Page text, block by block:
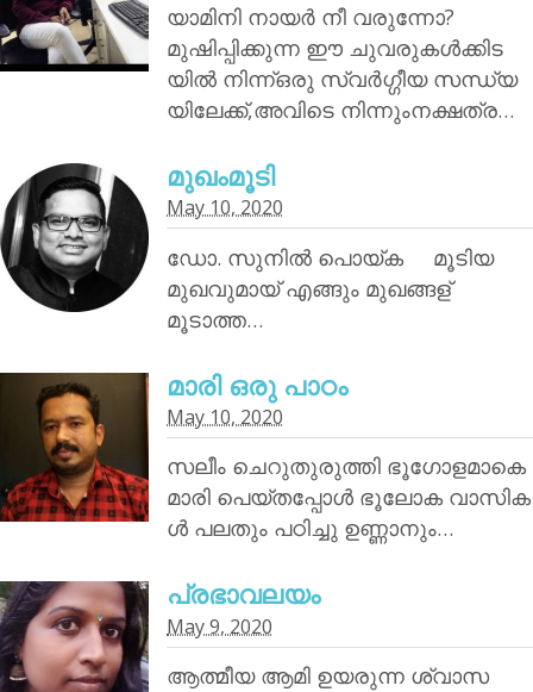
യാമിനി നായര്‍ നീ വരുന്നോ?
മുഷിപ്പിക്കുന്ന ഈ ചുവരുകൾക്കിട
യിൽ നിന്ന്ഒരു സ്വർഗ്ഗീയ സന്ധ്യ
യിലേക്ക്,അവിടെ നിന്നുംനക്ഷത്ര…
മുഖംമൂടി
May 10, 2020
ഡോ. സുനിൽ പൊയ്‌ക മൂടിയ
മുഖവുമായ് എങ്ങും മുഖങ്ങള്
മൂടാത്ത…
മാരി ഒരു പാഠം
May 10, 2020
സലീം ചെറുതുരുത്തി ഭൂഗോളമാകെ
മാരി പെയ്തപ്പോൾ ഭൂലോക വാസിക
ൾ പലതും പഠിച്ചു ഉണ്ണാനും…
പ്രഭാവലയം
May 9, 2020
ആത്മീയ ആമി ഉയരുന്ന ശ്വാസ